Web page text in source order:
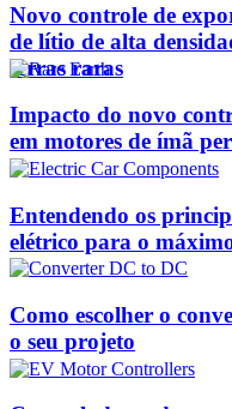
Novo controle de
de lítio de alta
terras raras
Impacto do novo
em motores de ímã
Entendendo os
elétrico para o
Como escolher o
o seu projeto